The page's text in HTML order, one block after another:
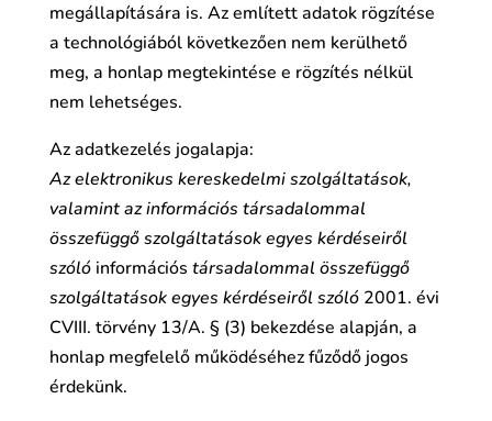
megállapítására is. Az említett adatok rögzítése
a technológiából következően nem kerülhető
meg, a honlap megtekintése e rögzítés nélkül
nem lehetséges.
Az adatkezelés jogalapja:
Az elektronikus kereskedelmi szolgáltatások,
valamint az információs társadalommal
összefüggő szolgáltatások egyes kérdéseiről
szólóinformációs társadalommal összefüggő
szolgáltatások egyes kérdéseiről szóló2001. évi
CVIII. törvény 13/A. § (3) bekezdése alapján, a
honlap megfelelő működéséhez fűződő jogos
érdekünk.